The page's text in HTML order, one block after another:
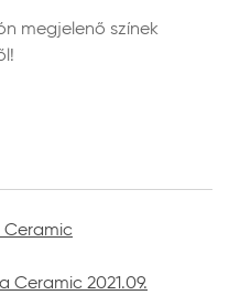
megjelenő színek
Ceramic 2021.09.